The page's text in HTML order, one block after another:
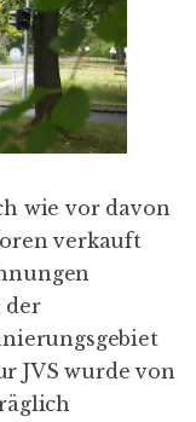
wie vor davon
verkauft
der
JVS wurde von